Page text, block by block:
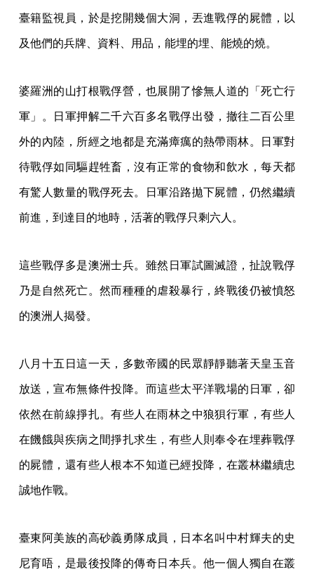
臺籍監視員，於是挖開幾個大洞，丟進戰俘的屍體，以
及他們的兵牌、資料、用品，能埋的埋、能燒的燒。
婆羅洲的山打根戰俘營，也展開了慘無人道的「死亡行
軍」。日軍押解二千六百多名戰俘出發，撤往二百公里
外的內陸，所經之地都是充滿瘴癘的熱帶雨林。日軍對
待戰俘如同驅趕牲畜，沒有正常的食物和飲水，每天都
有驚人數量的戰俘死去。日軍沿路拋下屍體，仍然繼續
前進，到達目的地時，活著的戰俘只剩六人。
這些戰俘多是澳洲士兵。雖然日軍試圖滅證，扯說戰俘
乃是自然死亡。然而種種的虐殺暴行，終戰後仍被憤怒
的澳洲人揭發。
八月十五日這一天，多數帝國的民眾靜靜聽著天皇玉音
放送，宣布無條件投降。而這些太平洋戰場的日軍，卻
依然在前線掙扎。有些人在雨林之中狼狽行軍，有些人
在饑餓與疾病之間掙扎求生，有些人則奉令在埋葬戰俘
的屍體，還有些人根本不知道已經投降，在叢林繼續忠
誠地作戰。
臺東阿美族的高砂義勇隊成員，日本名叫中村輝夫的史
尼育唔，是最後投降的傳奇日本兵。他一個人獨自在叢